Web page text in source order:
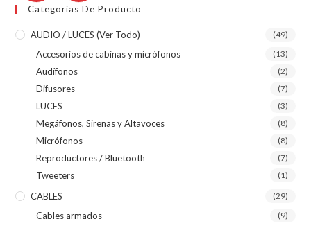
Categorías De Producto
AUDIO / LUCES (ver Todo) (49)
Accesorios de cabinas y micrófonos (13)
Audífonos (2)
Difusores (7)
LUCES (3)
Megáfonos, Sirenas y Altavoces (8)
Micrófonos (8)
Reproductores / Bluetooth (7)
Tweeters (1)
CABLES (29)
Cables armados (9)